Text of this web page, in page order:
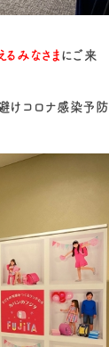
みなさま にご来
けコロナ感染予防